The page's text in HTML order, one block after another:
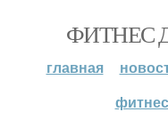
ФИТНЕС
главная